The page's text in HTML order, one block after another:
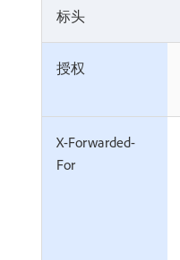
标头
授权
X-Forwarded-
For